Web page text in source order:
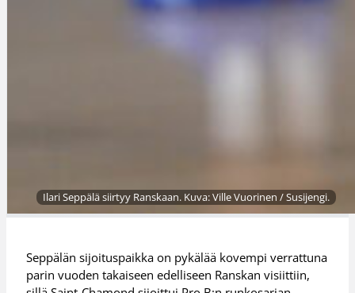
Ilari Seppälä siirtyy Ranskaan. Kuva: Ville Vuorinen / Susijengi.
Seppälän sijoituspaikka on pykälää kovempi verrattuna
parin vuoden takaiseen edelliseen Ranskan visiittiin,